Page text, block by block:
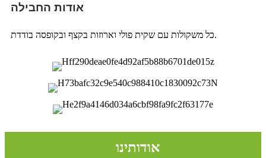
אודות החבילה
כל משקולות עם שקית פולי וארוזות בקצף ובקופסה בודדת.
אודותינו